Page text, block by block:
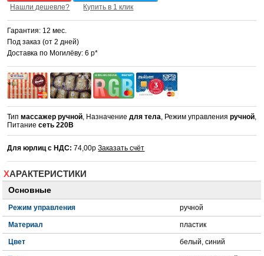
Нашли дешевле? Купить в 1 клик
Гарантия: 12 мес.
Под заказ (от 2 дней)
Доставка по Могилёву: 6 р*
Типмассажер ручной, Назначениедля тела, Режим управленияручной,
Питаниесеть 220В
Для юрлиц с НДС: 74,00рЗаказать счёт
ХАРАКТЕРИСТИКИ
Основные
Режим управления ручной
Материал пластик
Цвет белый, синий